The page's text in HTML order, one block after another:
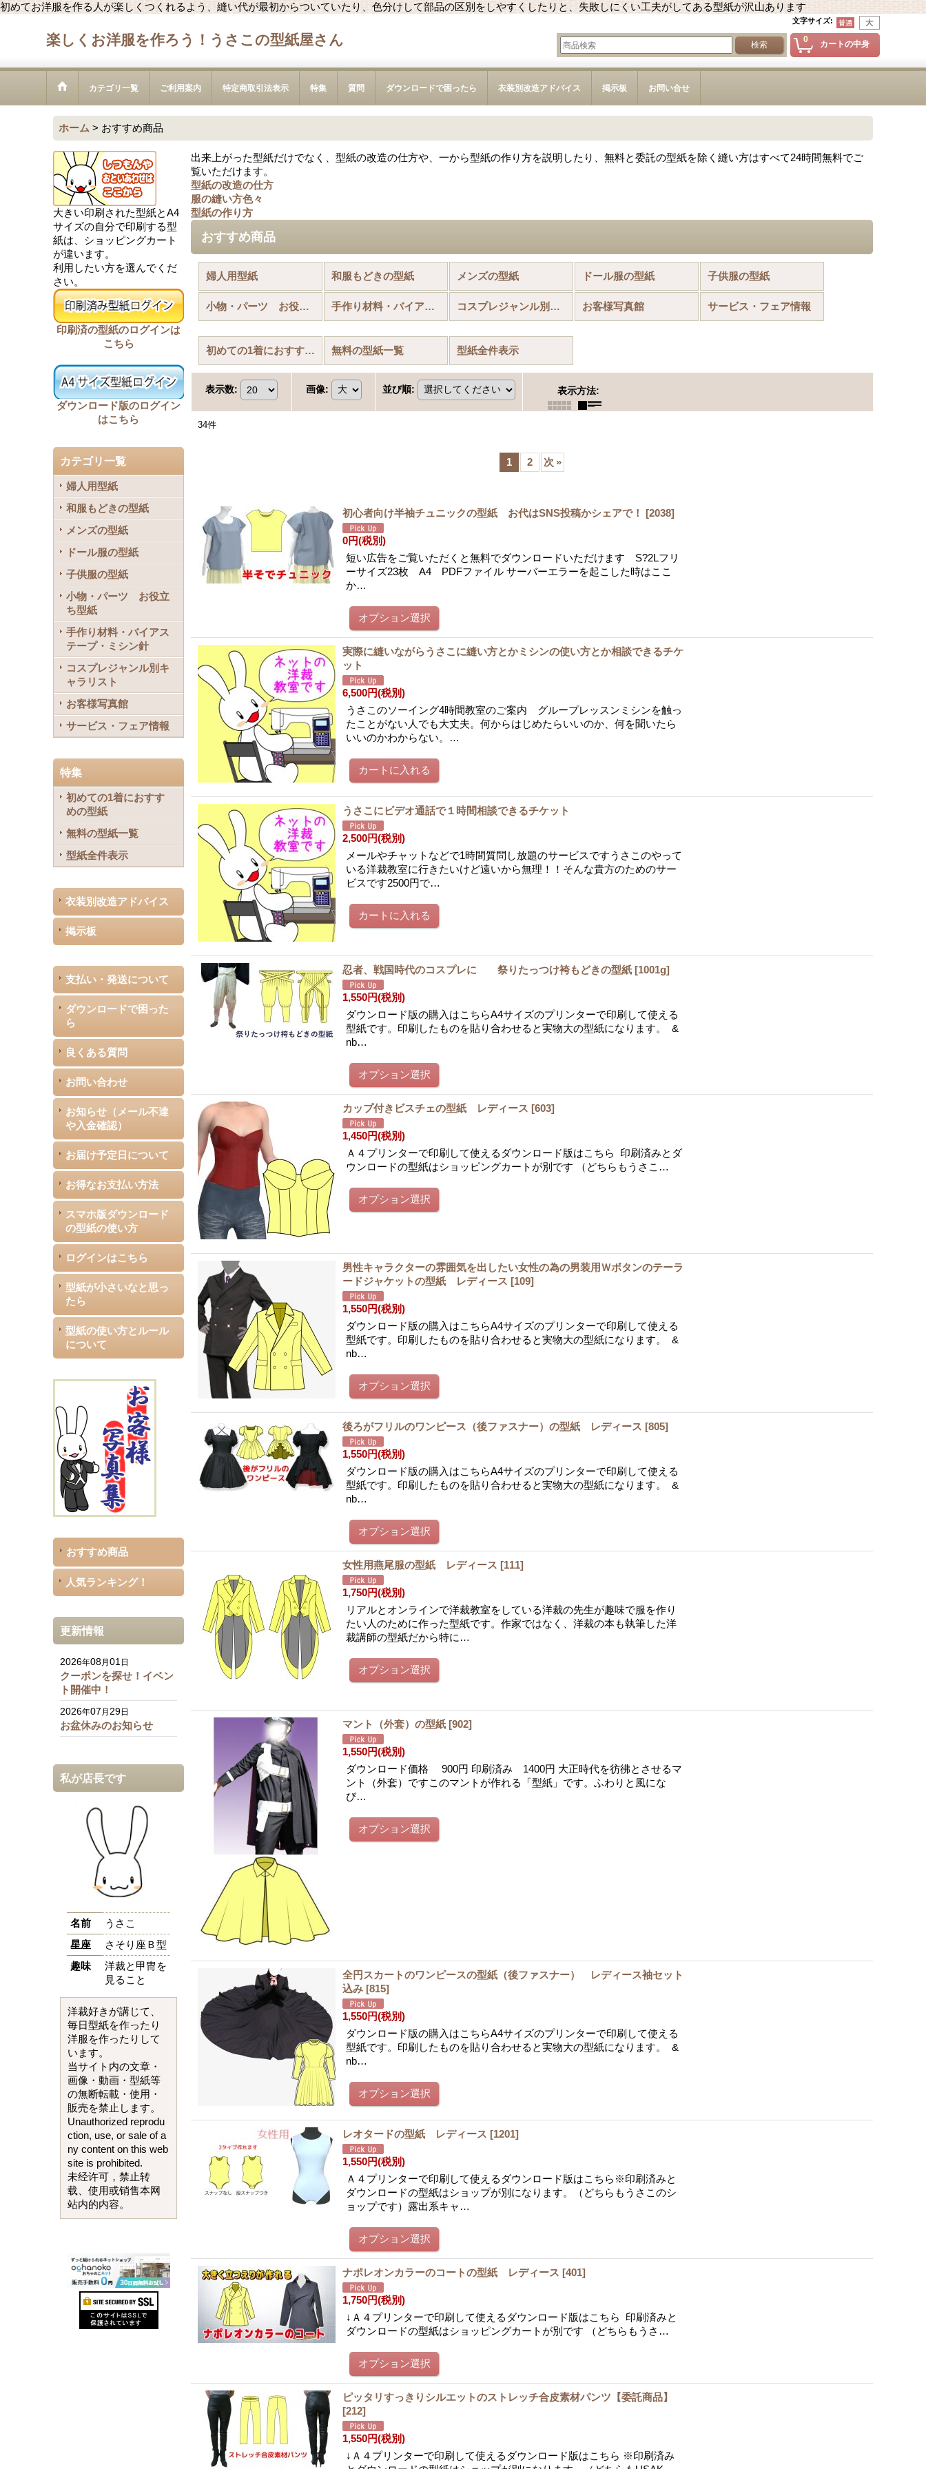
初めてお洋服を作る人が楽しくつくれるよう、縫い代が最初からついていたり、色分けして部品の区別をしやすくしたりと、失敗しにくい工夫がしてある型紙が沢山あります
文字サイズ:
楽しくお洋服を作ろう！うさこの型紙屋さん 0 カートの中身
カテゴリ一覧 ご利用案内 特定商取引法表示 特集 質問 ダウンロードで困ったら 衣装別改造アドバイス 掲示板 お問い合せ
ホーム > おすすめ商品
大きい印刷された型紙とA4
サイズの自分で印刷する型
紙は、ショッピングカート
が違います。
利用したい方を選んでくだ
さい。
印刷済の型紙のログインは
こちら
ダウンロード版のログイン
はこちら
カテゴリ一覧
婦人用型紙
和服もどきの型紙
メンズの型紙
ドール服の型紙
子供服の型紙
小物・パーツ お役立
ち型紙
手作り材料・バイアス
テープ・ミシン針
コスプレジャンル別キ
ャラリスト
お客様写真館
サービス・フェア情報
特集
初めての1着におすす
めの型紙
無料の型紙一覧
型紙全件表示
衣装別改造アドバイス
掲示板
支払い・発送について
ダウンロードで困った
ら
良くある質問
お問い合わせ
お知らせ（メール不達
や入金確認）
お届け予定日について
お得なお支払い方法
スマホ版ダウンロード
の型紙の使い方
ログインはこちら
型紙が小さいなと思っ
たら
型紙の使い方とルール
について
おすすめ商品
人気ランキング！
更新情報
2026年08月01 日
クーポンを探せ！イベン
ト開催中！
2026年07 月 29日
お盆休みのお知らせ
私が店長です
名前
うさこ
星座
さそり座Ｂ型
趣味
洋裁と甲冑を
見ること
洋裁好きが講じて、
毎日型紙を作ったり
洋服を作ったりして
います。
当サイト内の文章・
画像・動画・型紙等
の無断転載・使用・
販売を禁止します。
Unauthorized reprodu
ction, use, or sale of a
ny content on this web
site is prohibited.
未经许可，禁止转
载、使用或销售本网
站内的内容。
出来上がった型紙だけでなく、型紙の改造の仕方や、一から型紙の作り方を説明したり、無料と委託の型紙を除く縫い方はすべて24時間無料でご
覧いただけます。
型紙の改造の仕方
服の縫い方色々
型紙の作り方
おすすめ商品
婦人用型紙 和服もどきの型紙 メンズの型紙 ドール服の型紙 子供服の型紙
小物・パーツ お役立ち型紙 手作り材料・バイアステープ・ミシン針 コスプレジャンル別キャラリスト お客様写真館 サービス・フェア情報
初めての1着におすすめの型紙 無料の型紙一覧 型紙全件表示
表示数: 画像: 並び順: 表示方法:
34件
1 2 次 »
初心者向け半袖チュニックの型紙 お代はSNS投稿かシェアで！ [2038]
0円(税別)
短い広告をご覧いただくと無料でダウンロードいただけます S?2Lフリ
ーサイズ23枚 A4 PDFファイル サーバーエラーを起こした時はここ
か…
実際に縫いながらうさこに縫い方とかミシンの使い方とか相談できるチケ
ット
6,500円(税別)
うさこのソーイング4時間教室のご案内 グループレッスンミシンを触っ
たことがない人でも大丈夫。何からはじめたらいいのか、何を聞いたら
いいのかわからない。…
うさこにビデオ通話で１時間相談できるチケット
2,500円(税別)
メールやチャットなどで1時間質問し放題のサービスですうさこのやって
いる洋裁教室に行きたいけど遠いから無理！！そんな貴方のためのサー
ビスです2500円で…
忍者、戦国時代のコスプレに 祭りたっつけ袴もどきの型紙 [1001g]
1,550円(税別)
ダウンロード版の購入はこちらA4サイズのプリンターで印刷して使える
型紙です。印刷したものを貼り合わせると実物大の型紙になります。 &
nb…
カップ付きビスチェの型紙 レディース [603]
1,450円(税別)
Ａ４プリンターで印刷して使えるダウンロード版はこちら 印刷済みとダ
ウンロードの型紙はショッピングカートが別です （どちらもうさこ…
男性キャラクターの雰囲気を出したい女性の為の男装用Ｗボタンのテーラ
ードジャケットの型紙 レディース [109]
1,550円(税別)
ダウンロード版の購入はこちらA4サイズのプリンターで印刷して使える
型紙です。印刷したものを貼り合わせると実物大の型紙になります。 &
nb…
後ろがフリルのワンピース（後ファスナー）の型紙 レディース [805]
1,550円(税別)
ダウンロード版の購入はこちらA4サイズのプリンターで印刷して使える
型紙です。印刷したものを貼り合わせると実物大の型紙になります。 &
nb…
女性用燕尾服の型紙 レディース [111]
1,750円(税別)
リアルとオンラインで洋裁教室をしている洋裁の先生が趣味で服を作り
たい人のために作った型紙です。作家ではなく、洋裁の本も執筆した洋
裁講師の型紙だから特に…
マント（外套）の型紙 [902]
1,550円(税別)
ダウンロード価格 900円 印刷済み 1400円 大正時代を彷彿とさせるマ
ント（外套）ですこのマントが作れる「型紙」です。ふわりと風にな
び…
全円スカートのワンピースの型紙（後ファスナー） レディース袖セット
込み [815]
1,550円(税別)
ダウンロード版の購入はこちらA4サイズのプリンターで印刷して使える
型紙です。印刷したものを貼り合わせると実物大の型紙になります。 &
nb…
レオタードの型紙 レディース [1201]
1,550円(税別)
Ａ４プリンターで印刷して使えるダウンロード版はこちら※印刷済みと
ダウンロードの型紙はショップが別になります。（どちらもうさこのシ
ョップです）露出系キャ…
ナポレオンカラーのコートの型紙 レディース [401]
1,750円(税別)
↓Ａ４プリンターで印刷して使えるダウンロード版はこちら 印刷済みと
ダウンロードの型紙はショッピングカートが別です （どちらもうさ…
ピッタリすっきりシルエットのストレッチ合皮素材パンツ【委託商品】
[212]
1,550円(税別)
↓Ａ４プリンターで印刷して使えるダウンロード版はこちら ※印刷済み